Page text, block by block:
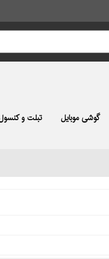
گوشی موبایل تبلت و